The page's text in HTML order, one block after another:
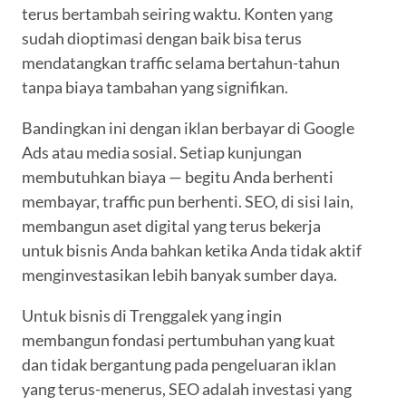
terus bertambah seiring waktu. Konten yang
sudah dioptimasi dengan baik bisa terus
mendatangkan traffic selama bertahun-tahun
tanpa biaya tambahan yang signifikan.
Bandingkan ini dengan iklan berbayar di Google
Ads atau media sosial. Setiap kunjungan
membutuhkan biaya — begitu Anda berhenti
membayar, traffic pun berhenti. SEO, di sisi lain,
membangun aset digital yang terus bekerja
untuk bisnis Anda bahkan ketika Anda tidak aktif
menginvestasikan lebih banyak sumber daya.
Untuk bisnis di Trenggalek yang ingin
membangun fondasi pertumbuhan yang kuat
dan tidak bergantung pada pengeluaran iklan
yang terus-menerus, SEO adalah investasi yang